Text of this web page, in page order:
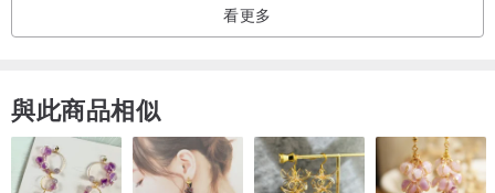
看更多
與此商品相似